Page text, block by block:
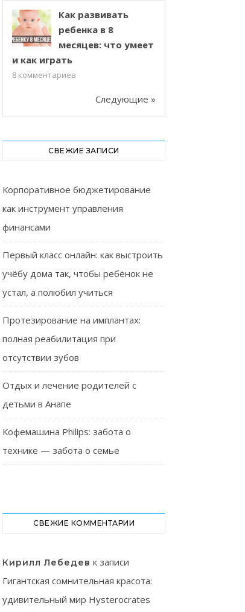
Как развивать
ребенка в 8
месяцев: что умеет
и как играть
8 комментариев
Следующие »
СВЕЖИЕ ЗАПИСИ
Корпоративное бюджетирование
как инструмент управления
финансами
Первый класс онлайн: как выстроить
учёбу дома так, чтобы ребёнок не
устал, а полюбил учиться
Протезирование на имплантах:
полная реабилитация при
отсутствии зубов
Отдых и лечение родителей с
детьми в Анапе
Кофемашина Philips: забота о
технике — забота о семье
СВЕЖИЕ КОММЕНТАРИИ
Кирилл Лебедев к записи
Гигантская сомнительная красота:
удивительный мир Hysterocrates